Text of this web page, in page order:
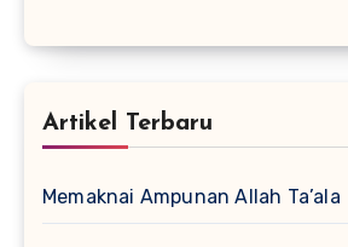
Artikel Terbaru
Memaknai Ampunan Allah Ta’ala